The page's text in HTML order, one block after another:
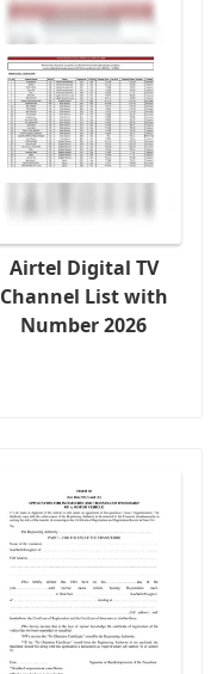
Airtel Digital TV
Channel List with
Number 2026